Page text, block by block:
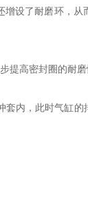
设了耐磨环，从
提高密封圈的耐磨
套内，此时气缸的